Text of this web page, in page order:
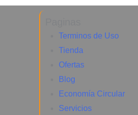
Terminos de Uso
Tienda
Ofertas
Blog
Economía Circular
Servicios